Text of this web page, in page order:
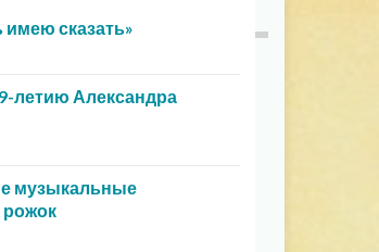
имею сказать»
летию Александра
музыкальные